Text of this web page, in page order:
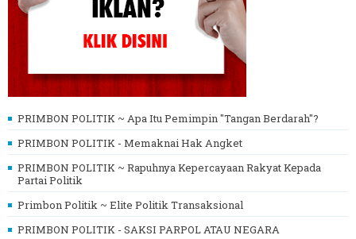
PRIMBON POLITIK ~ Apa Itu Pemimpin "Tangan Berdarah"?
PRIMBON POLITIK - Memaknai Hak Angket
PRIMBON POLITIK ~ Rapuhnya Kepercayaan Rakyat Kepada
Partai Politik
Primbon Politik ~ Elite Politik Transaksional
PRIMBON POLITIK - SAKSI PARPOL ATAU NEGARA